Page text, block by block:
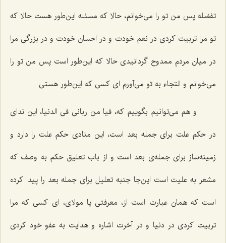
تفضله پس من تو را می‌خوانم، حالا که مسئله این‌طور هست حالا که
تو مرا تربیت کردی در نعم خودت و در احسان خودت و در بزرگی مرا
در میان مردم ممدوح گردانیدی حالا که این‌طور است پس من تو را
می‌خوانم و التجاء به تو می‌آورم ای کسی که این‌طور هستی.
و هم می‌توانیم بگوییم که، فیا من ربانی فی الدنیا، این ندای
در حکم علت برای جمله بعد است، این منادی حکم علت را دارد و
زمینه‌ساز برای جمله‌ی بعد است و از باب تعلیق حکم به وصف که
مشعر به علیت است این‌جا جنبه تعلیل برای جمله بعد را پیدا کرده
است که همان عبارت است از، معرفتی یا مولای، ای کسی که مرا
تربیت کردی در دنیا و در آخرت اشاره و هدایت به عفو خود کردی